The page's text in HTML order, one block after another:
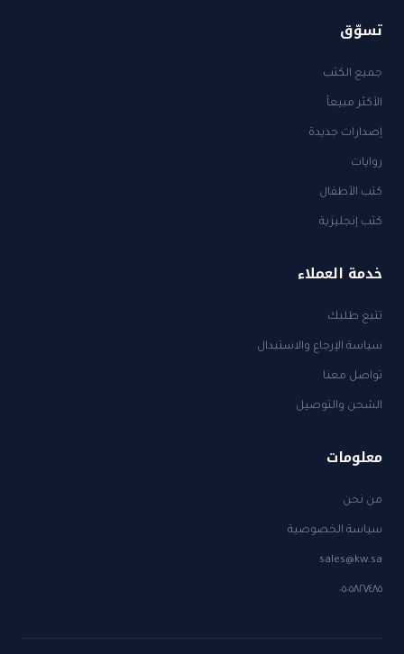
تسوّق
جميع الكتب
الأكثر مبيعاً
إصدارات جديدة
روايات
كتب الأطفال
كتب إنجليزية
خدمة العملاء
تتبع طلبك
سياسة الإرجاع والاستبدال
تواصل معنا
الشحن والتوصيل
معلومات
من نحن
سياسة الخصوصية
sales@kw.sa
٠٥٠٥٨٢٧٤٨٥